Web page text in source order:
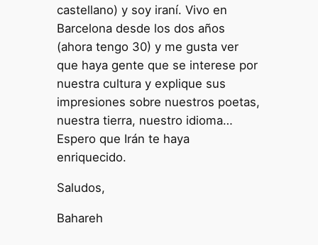
castellano) y soy iraní. Vivo en
Barcelona desde los dos años
(ahora tengo 30) y me gusta ver
que haya gente que se interese por
nuestra cultura y explique sus
impresiones sobre nuestros poetas,
nuestra tierra, nuestro idioma…
Espero que Irán te haya
enriquecido.
Saludos,
Bahareh